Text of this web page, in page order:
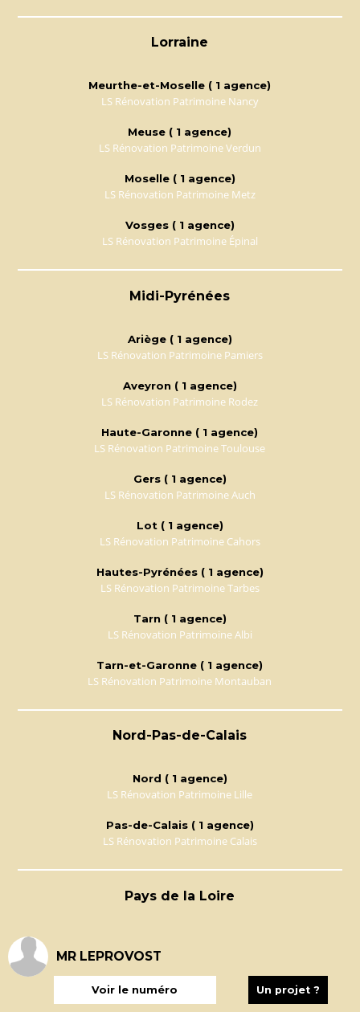
MR LEPROVOST
Voir le numéro Un projet ?
Lorraine
Meurthe-et-Moselle ( 1 agence)
LS Rénovation Patrimoine Nancy
Meuse ( 1 agence)
LS Rénovation Patrimoine Verdun
Moselle ( 1 agence)
LS Rénovation Patrimoine Metz
Vosges ( 1 agence)
LS Rénovation Patrimoine Épinal
Midi-Pyrénées
Ariège ( 1 agence)
LS Rénovation Patrimoine Pamiers
Aveyron ( 1 agence)
LS Rénovation Patrimoine Rodez
Haute-Garonne ( 1 agence)
LS Rénovation Patrimoine Toulouse
Gers ( 1 agence)
LS Rénovation Patrimoine Auch
Lot ( 1 agence)
LS Rénovation Patrimoine Cahors
Hautes-Pyrénées ( 1 agence)
LS Rénovation Patrimoine Tarbes
Tarn ( 1 agence)
LS Rénovation Patrimoine Albi
Tarn-et-Garonne ( 1 agence)
LS Rénovation Patrimoine Montauban
Nord-Pas-de-Calais
Nord ( 1 agence)
LS Rénovation Patrimoine Lille
Pas-de-Calais ( 1 agence)
LS Rénovation Patrimoine Calais
Pays de la Loire
LS Rénovation Patrimoine Nantes
Maine-et-Loire ( 1 agence)
LS Rénovation Patrimoine Angers